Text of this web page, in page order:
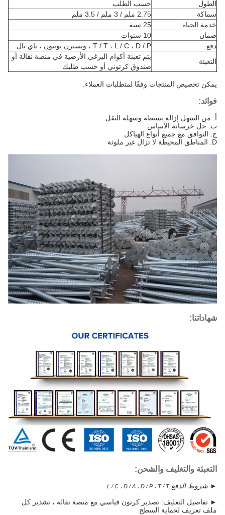
الطول
حسب الطلب
سماكة
2.75 ملم / 3 ملم / 3.5 ملم
خدمة الحياة
25 سنة
ضمان
10 سنوات
دفع
T / T ، L / C ، D / P ، ويسترن يونيون ، باي بال
التعبئة
يتم تعبئة أكوام البرغي الأرضية في منصة نقالة أو
صندوق كرتوني أو حسب طلبك
يمكن تخصيص المنتجات وفقًا لمتطلبات العملاء.
فوائد:
أ. من السهل إزالة بسيطة وسهلة النقل
ب. حل خرسانة الأساس
ج. التوافق مع جميع أنواع الهياكل
D. المناطق المحيطة لا تزال غير ملوثة
شهاداتنا:
التعبئة والتغليف والشحن:
► شروط الدفع:L / C ، D / A ، D / P ، T / T
► تفاصيل التغليف: تصدير كرتون قياسي مع منصة نقالة ، تشذير كل
ملف تعريف لحماية السطح